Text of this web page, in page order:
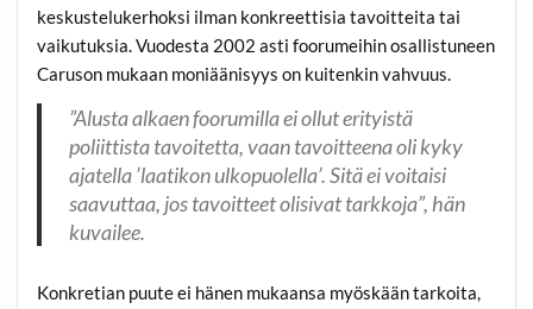
keskustelukerhoksi ilman konkreettisia tavoitteita tai
vaikutuksia. Vuodesta 2002 asti foorumeihin osallistuneen
Caruson mukaan moniäänisyys on kuitenkin vahvuus.
”Alusta alkaen foorumilla ei ollut erityistä
poliittista tavoitetta, vaan tavoitteena oli kyky
ajatella ’laatikon ulkopuolella’. Sitä ei voitaisi
saavuttaa, jos tavoitteet olisivat tarkkoja”, hän
kuvailee.
Konkretian puute ei hänen mukaansa myöskään tarkoita,